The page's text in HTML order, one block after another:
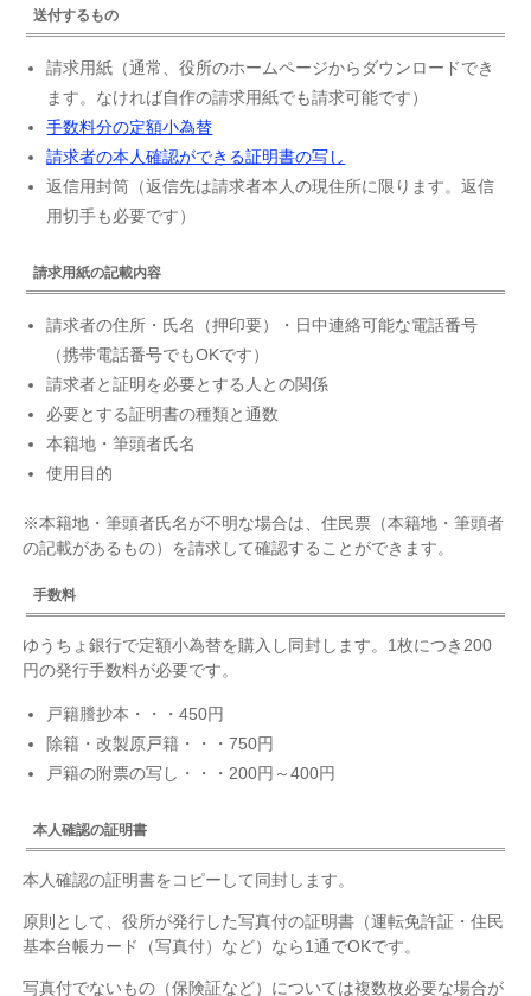
送付するもの
請求用紙（通常、役所のホームページからダウンロードでき
ます。なければ自作の請求用紙でも請求可能です）
手数料分の定額小為替
請求者の本人確認ができる証明書の写し
返信用封筒（返信先は請求者本人の現住所に限ります。返信
用切手も必要です）
請求用紙の記載内容
請求者の住所・氏名（押印要）・日中連絡可能な電話番号
（携帯電話番号でもOKです）
請求者と証明を必要とする人との関係
必要とする証明書の種類と通数
本籍地・筆頭者氏名
使用目的
※本籍地・筆頭者氏名が不明な場合は、住民票（本籍地・筆頭者
の記載があるもの）を請求して確認することができます。
手数料
ゆうちょ銀行で定額小為替を購入し同封します。1枚につき200
円の発行手数料が必要です。
戸籍謄抄本・・・450円
除籍・改製原戸籍・・・750円
戸籍の附票の写し・・・200円～400円
本人確認の証明書
本人確認の証明書をコピーして同封します。
原則として、役所が発行した写真付の証明書（運転免許証・住民
基本台帳カード（写真付）など）なら1通でOKです。
写真付でないもの（保険証など）については複数枚必要な場合が